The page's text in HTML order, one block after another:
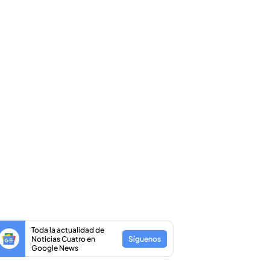
Toda la actualidad de
Noticias Cuatro en
Google News
Síguenos